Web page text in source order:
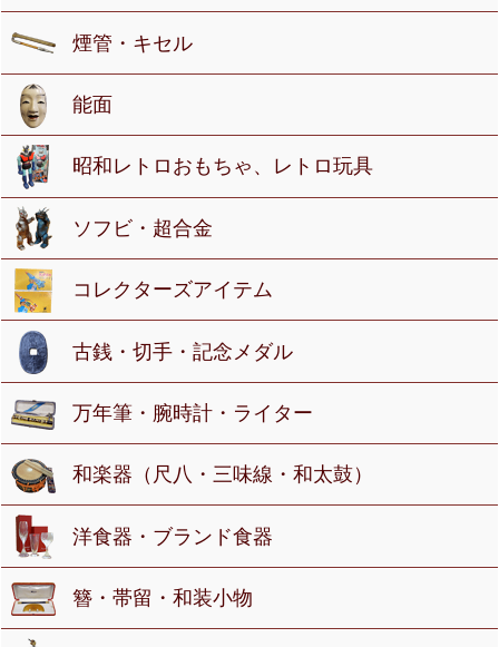
煙管・キセル
能面
昭和レトロおもちゃ、レトロ玩具
ソフビ・超合金
コレクターズアイテム
古銭・切手・記念メダル
万年筆・腕時計・ライター
和楽器（尺八・三味線・和太鼓）
洋食器・ブランド食器
簪・帯留・和装小物